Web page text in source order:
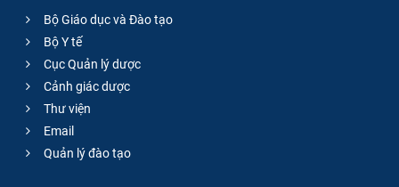
Bộ Giáo dục và Đào tạo
Bộ Y tế
Cục Quản lý dược
Cảnh giác dược
Thư viện
Email
Quản lý đào tạo